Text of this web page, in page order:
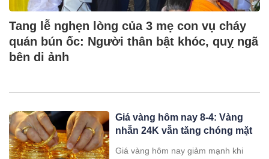
Tang lễ nghẹn lòng của 3 mẹ con vụ cháy
quán bún ốc: Người thân bật khóc, quỵ ngã
bên di ảnh
Giá vàng hôm nay 8-4: Vàng
nhẫn 24K vẫn tăng chóng mặt
Giá vàng hôm nay giảm mạnh khi